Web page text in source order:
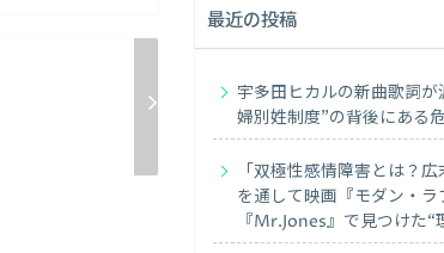
最近の投稿
宇多田ヒカルの新曲歌詞が
婦別姓制度”の背後にある
「双極性感情障害とは？
を通して映画『モダン・ラ
『Mr.Jones』で見つけた“